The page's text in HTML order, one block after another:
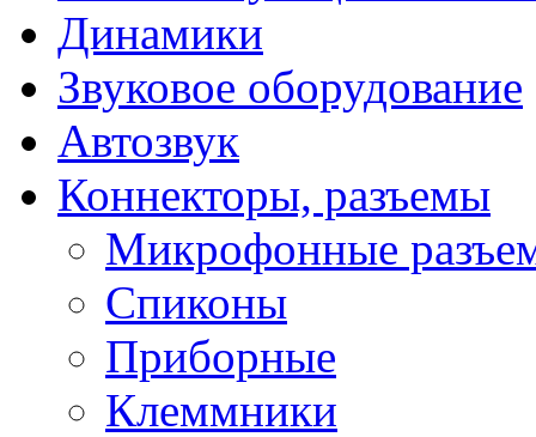
Динамики
Звуковое оборудование
Автозвук
Коннекторы, разъемы
Микрофонные
Спиконы
Приборные
Клеммники